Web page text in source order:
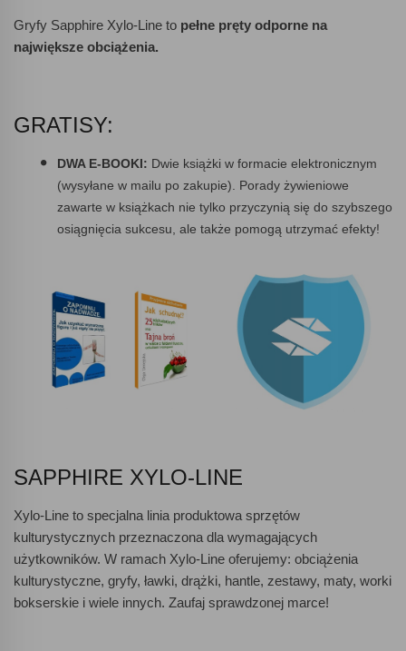
Gryfy Sapphire Xylo-Line to pełne pręty odporne na
największe obciążenia.
GRATISY:
DWA E-BOOKI: Dwie książki w formacie elektronicznym
(wysyłane w mailu po zakupie). Porady żywieniowe
zawarte w książkach nie tylko przyczynią się do szybszego
osiągnięcia sukcesu, ale także pomogą utrzymać efekty!
SAPPHIRE XYLO-LINE
Xylo-Line to specjalna linia produktowa sprzętów
kulturystycznych przeznaczona dla wymagających
użytkowników. W ramach Xylo-Line oferujemy: obciążenia
kulturystyczne, gryfy, ławki, drążki, hantle, zestawy, maty, worki
bokserskie i wiele innych. Zaufaj sprawdzonej marce!